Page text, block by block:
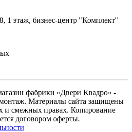
1 этаж, бизнес-центр "Комплект"
фабрики «Двери Квадро» -
Материалы сайта защищены
и смежных правах. Копирование
договором оферты.